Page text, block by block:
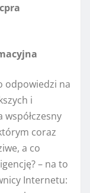
odpowiedzi na
i
współczesny
coraz
a co
– na to
Internetu: